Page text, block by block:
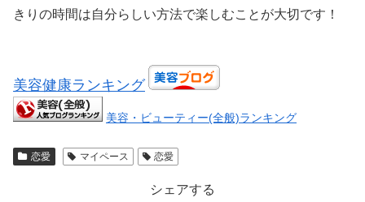
きりの時間は自分らしい方法で楽しむことが大切です！
美容健康ランキング
美容・ビューティー(全般)ランキング
恋愛 マイペース 恋愛
シェアする